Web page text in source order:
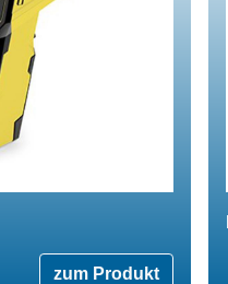
zum Produkt